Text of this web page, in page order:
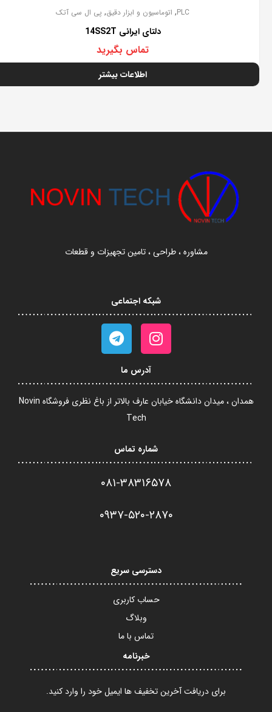
PLC
, اتوماسیون و ابزار دقیق, پی ال سی آتک
دلتای ایرانی 14SS2T
تماس بگیرید
اطلاعات بیشتر
مشاوره ، طراحی ، تامین تجهیزات و قطعات
شبکه اجتماعی
آدرس ما
همدان ، میدان دانشگاه خیابان عارف بالاتر از باغ نظری فروشگاه Novin
Tech
شماره تماس
۰۸۱-۳۸۳۱۶۵۷۸
۰۹۳۷-۵۲۰-۲۸۷۰​
دسترسی سریع
حساب کاربری
وبلاگ
تماس با ما
خبرنامه
برای دریافت آخرین تخفیف ها ایمیل خود را وارد کنید.